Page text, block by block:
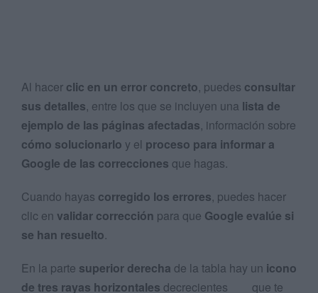
Al hacer clic en un error concreto, puedes consultar
sus detalles, entre los que se incluyen una lista de
ejemplo de las páginas afectadas, información sobre
cómo solucionarlo y el proceso para informar a
Google de las correcciones que hagas.
Cuando hayas corregido los errores, puedes hacer
clic en validar corrección para que Google evalúe si
se han resuelto.
En la parte superior derecha de la tabla hay un icono
de tres rayas horizontales decrecientes
que te